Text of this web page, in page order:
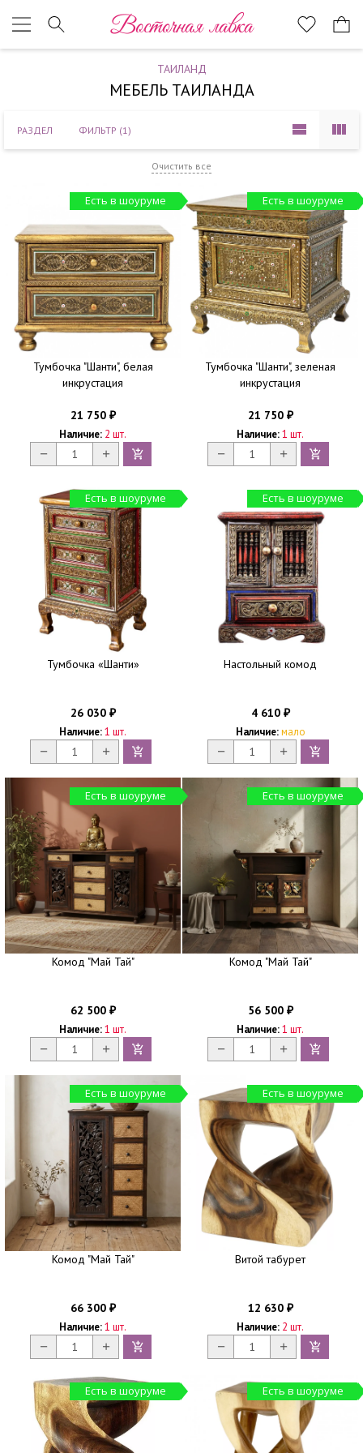
Восточная лавка
ТАИЛАНД
МЕБЕЛЬ ТАИЛАНДА
РАЗДЕЛ ФИЛЬТР (1)
Очистить все
Есть в шоуруме
Тумбочка "Шанти", белая
инкрустация
21 750 ₽
Наличие: 2 шт.
Есть в шоуруме
Тумбочка "Шанти", зеленая
инкрустация
21 750 ₽
Наличие:1 шт.
Есть в шоуруме
Тумбочка «Шанти»
26 030 ₽
Наличие:1 шт.
Есть в шоуруме
Настольный комод
4 610 ₽
Наличие: мало
Есть в шоуруме
Комод "Май Тай"
62 500 ₽
Наличие:1 шт.
Есть в шоуруме
Комод "Май Тай"
56 500 ₽
Наличие:1 шт.
Есть в шоуруме
Комод "Май Тай"
66 300 ₽
Наличие:1 шт.
Есть в шоуруме
Витой табурет
12 630 ₽
Наличие: 2 шт.
Есть в шоуруме Есть в шоуруме